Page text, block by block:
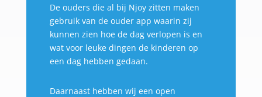
De ouders die al bij Njoy zitten maken
gebruik van de ouder app waarin zij
kunnen zien hoe de dag verlopen is en
wat voor leuke dingen de kinderen op
een dag hebben gedaan.
Daarnaast hebben wij een open